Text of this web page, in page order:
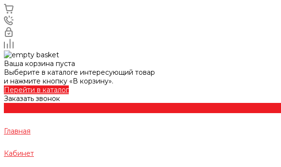
Ваша корзина пуста
Выберите в каталоге интересующий товар
и нажмите кнопку «В корзину».
Перейти в каталог
Заказать звонок
Главная
Кабинет